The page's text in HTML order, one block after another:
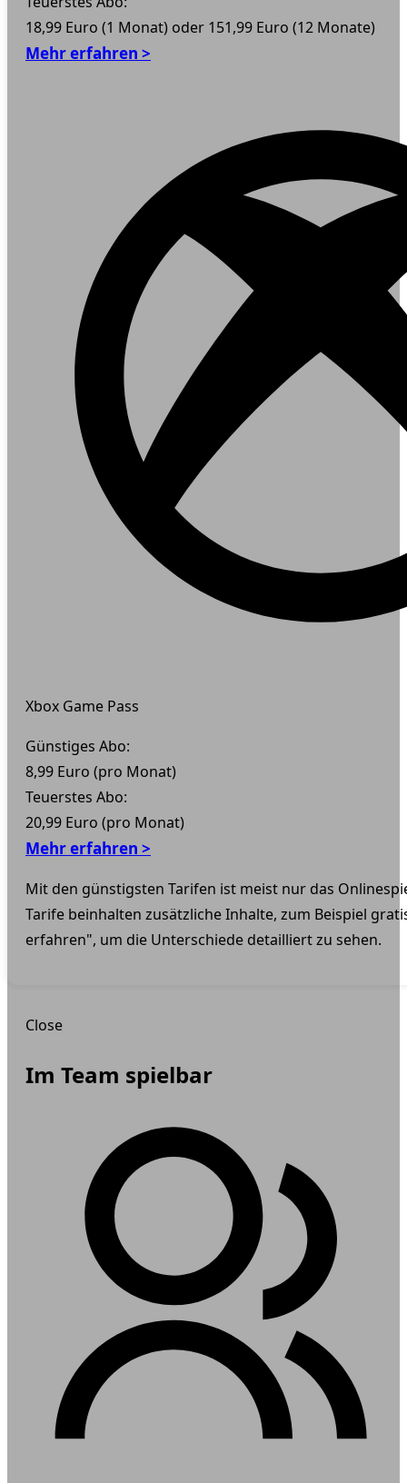
18,99 Euro (1 Monat) oder 151,99 Euro (12 Monate)
Mehr erfahren >
Xbox Game Pass
Günstiges Abo:
8,99 Euro (pro Monat)
Teuerstes Abo:
20,99 Euro (pro Monat)
Mehr erfahren >
Mit den günstigsten Tarifen ist meist nur das
Tarife beinhalten zusätzliche Inhalte, zum Beispiel
erfahren", um die Unterschiede detailliert zu sehen.
Close
Im Team spielbar